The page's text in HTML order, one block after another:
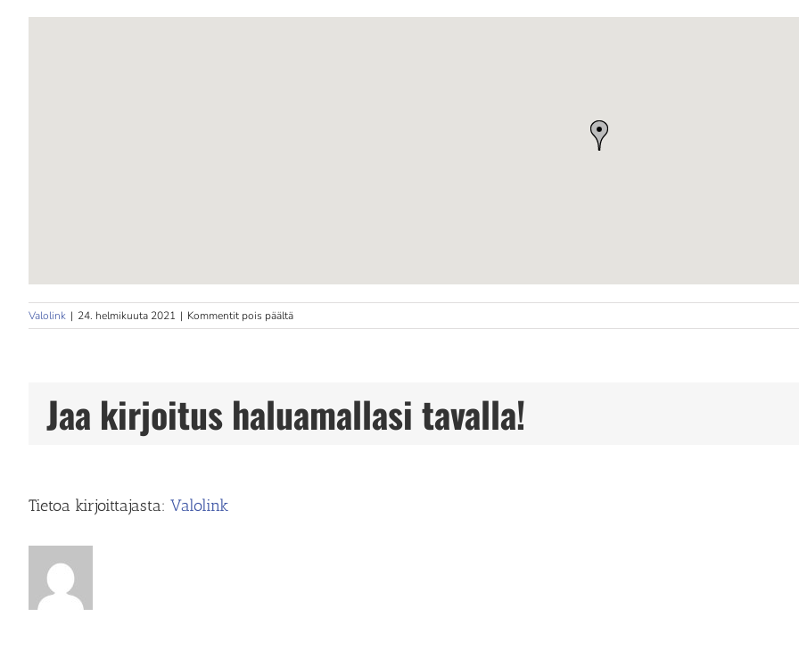
Valolink | 24. helmikuuta 2021 | Kommentit pois päältäartikkelissa
Pihlajalinna
Jaa kirjoitus haluamallasi tavalla!
Tietoa kirjoittajasta: Valolink